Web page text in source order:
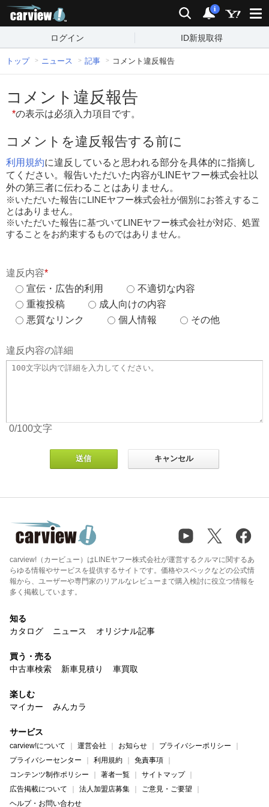
検索 通知
i
ログイン ID新規取得
トップ ニュース 記事 コメント違反報告
コメント違反報告
*の表示は必須入力項目です。
コメントを違反報告する前に
利用規約に違反していると思われる部分を具体的に指摘し
てください。報告いただいた内容がLINEヤフー株式会社以
外の第三者に伝わることはありません。
※いただいた報告にLINEヤフー株式会社が個別にお答えするこ
とはありません。
※いただいた報告に基づいてLINEヤフー株式会社が対応、処置
することをお約束するものではありません。
違反内容*
宣伝・広告的利用
不適切な内容
重複投稿
成人向けの内容
悪質なリンク
個人情報 その他
違反内容の詳細
0/100文字
carview!（カービュー）はLINEヤフー株式会社が運営するクルマに関するあ
らゆる情報やサービスを提供するサイトです。価格やスペックなどの公式情
報から、ユーザーや専門家のリアルなレビューまで購入検討に役立つ情報を
多く掲載しています。
知る
カタログ
ニュース オリジナル記事
買う・売る
中古車検索
新車見積り 車買取
楽しむ
マイカー
みんカラ
サービス
carview!について 運営会社 お知らせ
プライバシーポリシー
プライバシーセンター
利用規約
免責事項
コンテンツ制作ポリシー
著者一覧
サイトマップ
広告掲載について
法人加盟店募集
ご意見・ご要望
ヘルプ・お問い合わせ